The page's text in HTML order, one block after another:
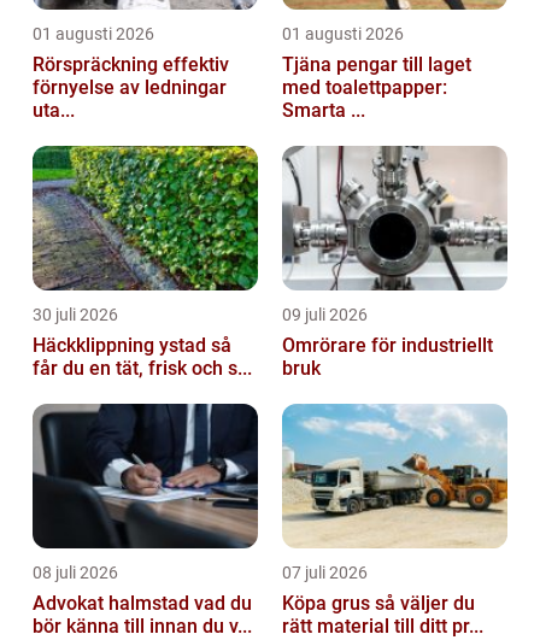
01 augusti 2026
Rörspräckning effektiv
förnyelse av ledningar
uta...
01 augusti 2026
Tjäna pengar till laget
med toalettpapper:
Smarta ...
30 juli 2026
Häckklippning ystad så
får du en tät, frisk och s...
09 juli 2026
Omrörare för industriellt
bruk
08 juli 2026
Advokat halmstad vad du
bör känna till innan du v...
07 juli 2026
Köpa grus så väljer du
rätt material till ditt pr...